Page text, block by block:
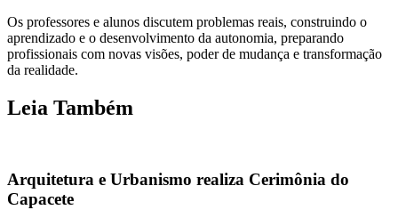
Os professores e alunos discutem problemas reais, construindo o
aprendizado e o desenvolvimento da autonomia, preparando
profissionais com novas visões, poder de mudança e transformação
da realidade.
Leia Também
Arquitetura e Urbanismo realiza Cerimônia do
Capacete